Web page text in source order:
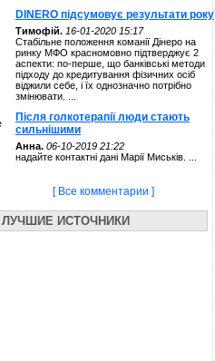
DINERO підсумовує результати року
Тимофій. 16-01-2020 15:17
Стабільне положення команії Дінеро на
ринку МФО красномовно підтверджує 2
аспекти: по-перше, що банківські методи
підходу до кредитування фізичних осіб
віджили себе, і їх однозначно потрібно
змінювати. ...
Після голкотерапії люди стають
сильнішими
Анна. 06-10-2019 21:22
надайте контактні дані Марії Миськів. ...
[ Все комментарии ]
ЛУЧШИЕ ИСТОЧНИКИ